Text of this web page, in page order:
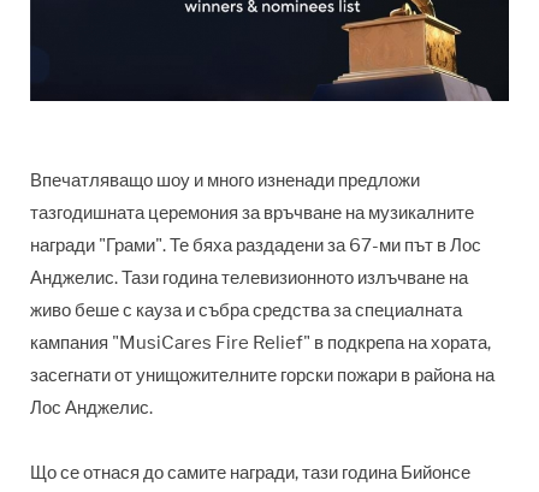
Впечатляващо шоу и много изненади предложи
тазгодишната церемония за връчване на музикалните
награди "Грами". Те бяха раздадени за 67-ми път в Лос
Анджелис. Тази година телевизионното излъчване на
живо беше с кауза и събра средства за специалната
кампания "MusiCares Fire Relief" в подкрепа на хората,
засегнати от унищожителните горски пожари в района на
Лос Анджелис.
Що се отнася до самите награди, тази година Бийонсе